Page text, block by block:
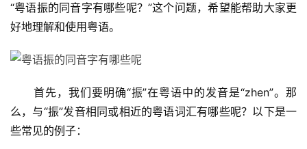
“粤语振的同音字有哪些呢？”这个问题，希望能帮助大家更
好地理解和使用粤语。
首先，我们要明确“振”在粤语中的发音是“zhen”。那
么，与“振”发音相同或相近的粤语词汇有哪些呢？以下是一
些常见的例子：